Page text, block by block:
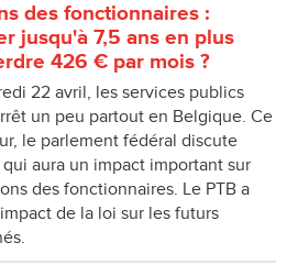
des fonctionnaires :
jusqu'à 7,5 ans en plus
426 € par mois ?
22 avril, les services publics
un peu partout en Belgique. Ce
le parlement fédéral discute
qui aura un impact important sur
des fonctionnaires. Le PTB a
de la loi sur les futurs